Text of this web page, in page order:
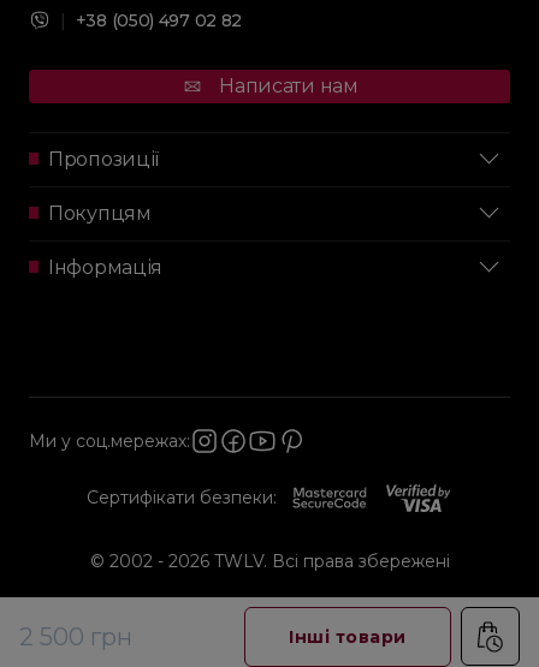
2 500 грн Інші товари
| +38 (050) 497 02 82
Написати нам
Пропозиції
Покупцям
Інформація
Сертифікати безпеки:
Ми у соц.мережах:
© 2002 - 2026 TWLV. Всі права збережені